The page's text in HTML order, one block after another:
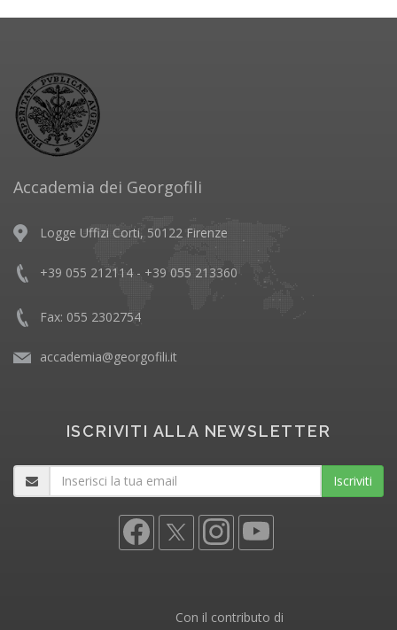
Accademia dei Georgofili
Logge Uffizi Corti, 50122 Firenze
+39 055 212114 - +39 055 213360
Fax: 055 2302754
accademia@georgofili.it
ISCRIVITI ALLA NEWSLETTER
Iscriviti
Con il contributo di